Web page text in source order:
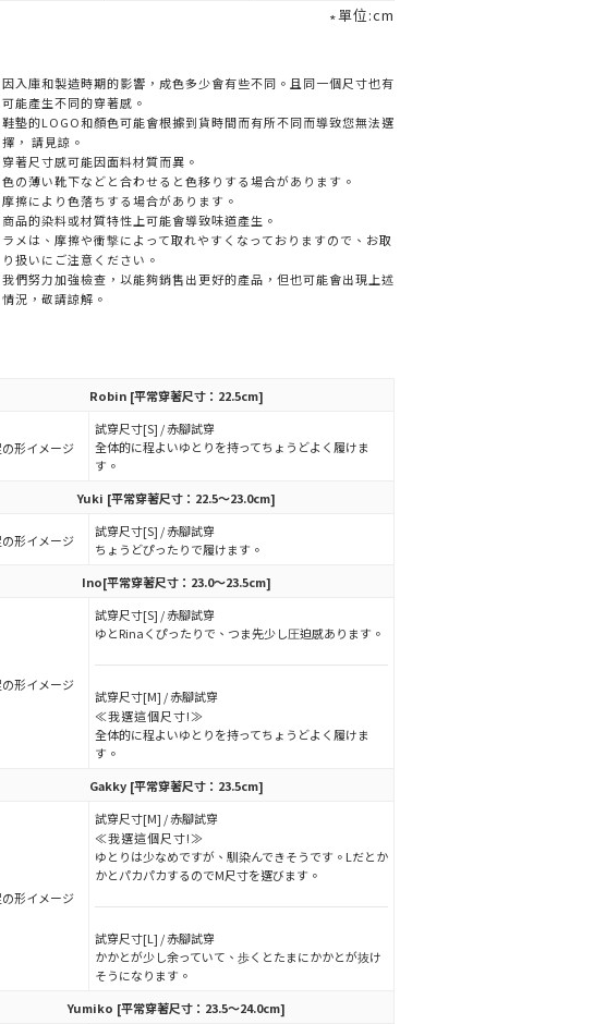
∗單位:cm
因入庫和製造時期的影響，成色多少會有些不同。且同一個尺寸也有
可能產生不同的穿著感。
鞋墊的LOGO和顏色可能會根據到貨時間而有所不同而導致您無法選
擇， 請見諒。
穿著尺寸感可能因面料材質而異。
色の薄い靴下などと合わせると色移りする場合があります。
摩擦により色落ちする場合があります。
商品的染料或材質特性上可能會導致味道產生。
ラメは、摩擦や衝撃によって取れやすくなっておりますので、お取
り扱いにご注意ください。
我們努力加強檢查，以能夠銷售出更好的產品，但也可能會出現上述
情況，敬請諒解。
Robin[平常穿著尺寸：22.5cm]
試穿尺寸[S] / 赤腳試穿
全体的に程よいゆとりを持ってちょうどよく履けま
す。
Yuki [平常穿著尺寸：22.5～23.0cm]
試穿尺寸[S] / 赤腳試穿
ちょうどぴったりで履けます。
Ino[平常穿著尺寸：23.0～23.5cm]
試穿尺寸[S] / 赤腳試穿
ゆとRinaくぴったりで、つま先少し圧迫感あります。
試穿尺寸[M] / 赤腳試穿
≪我選這個尺寸!≫
全体的に程よいゆとりを持ってちょうどよく履けま
す。
Gakky[平常穿著尺寸：23.5cm]
試穿尺寸[M] / 赤腳試穿
≪我選這個尺寸!≫
ゆとりは少なめですが、馴染んできそうです。Lだとか
かとパカパカするのでM尺寸を選びます。
試穿尺寸[L] / 赤腳試穿
かかとが少し余っていて、歩くとたまにかかとが抜け
そうになります。
Yumiko [平常穿著尺寸：23.5～24.0cm]